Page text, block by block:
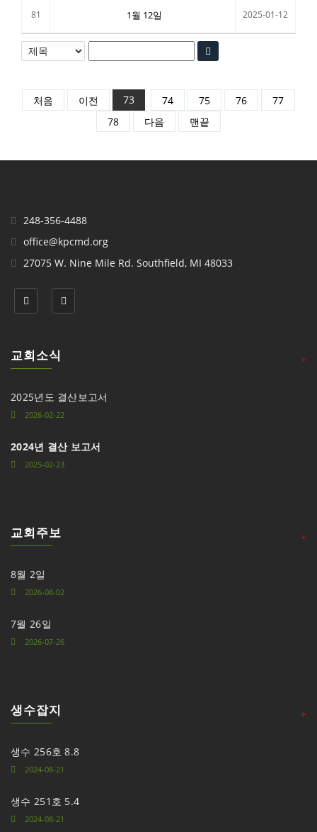
81 1월 12일 2025-01-12
처음 이전 73 74 75 76
77
78
다음 맨끝
248-356-4488
office@kpcmd.org
27075 W. Nine Mile Rd. Southfield, MI 48033
교회소식 +
2025년도 결산보고서
2026-02-22
2024년 결산 보고서
2025-02-23
교회주보 +
8월 2일
2026-08-02
7월 26일
2026-07-26
생수잡지 +
생수 256호 8.8
2024-08-21
생수 251호 5.4
2024-08-21